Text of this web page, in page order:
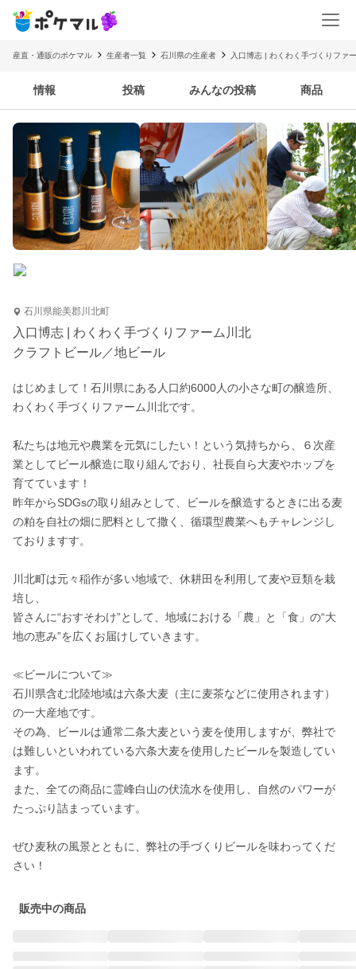
産直・通販のポケマル 生産者一覧 石川県の生産者 入口博志 | わくわく手づくりファ
情報 投稿 みんなの投稿 商品
石川県能美郡川北町
入口博志 | わくわく手づくりファーム川北
クラフトビール／地ビール
はじめまして！石川県にある人口約6000人の小さな町の醸造所、
わくわく手づくりファーム川北です。
私たちは地元や農業を元気にしたい！という気持ちから、６次産
業としてビール醸造に取り組んでおり、社長自ら大麦やホップを
育てています！
昨年からSDGsの取り組みとして、ビールを醸造するときに出る麦
の粕を自社の畑に肥料として撒く、循環型農業へもチャレンジし
ておりますす。
川北町は元々稲作が多い地域で、休耕田を利用して麦や豆類を栽
培し、
皆さんに“おすそわけ”として、地域における「農」と「食」の“大
地の恵み”を広くお届けしていきます。
≪ビールについて≫
石川県含む北陸地域は六条大麦（主に麦茶などに使用されます）
の一大産地です。
その為、ビールは通常二条大麦という麦を使用しますが、弊社で
は難しいといわれている六条大麦を使用したビールを製造してい
ます。
また、全ての商品に霊峰白山の伏流水を使用し、自然のパワーが
たっぷり詰まっています。
ぜひ麦秋の風景とともに、弊社の手づくりビールを味わってくだ
さい！
販売中の商品